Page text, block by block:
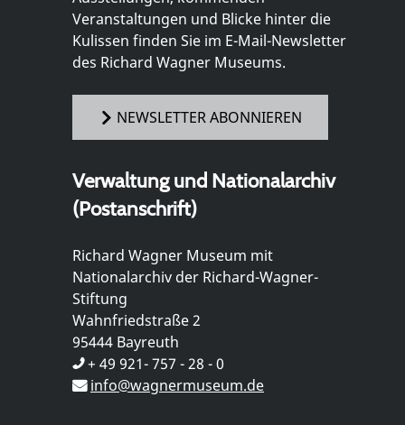
Veranstaltungen und Blicke hinter die
Kulissen finden Sie im E-Mail-Newsletter
des Richard Wagner Museums.
NEWSLETTER ABONNIEREN
Verwaltung und Nationalarchiv
(Postanschrift)
Richard Wagner Museum mit
Nationalarchiv der Richard-Wagner-
Stiftung
Wahnfriedstraße 2
95444 Bayreuth
+ 49 921- 757 - 28 - 0
info@wagnermuseum.de